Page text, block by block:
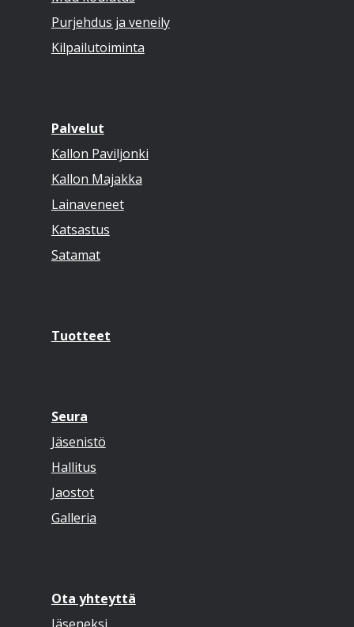
Purjehdus ja veneily
Kilpailutoiminta
Palvelut
Kallon Paviljonki
Kallon Majakka
Lainaveneet
Katsastus
Satamat
Tuotteet
Seura
Jäsenistö
Hallitus
Jaostot
Galleria
Ota yhteyttä